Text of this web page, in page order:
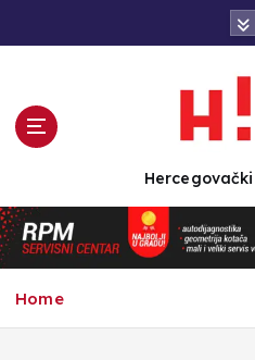
n
t
e
Home